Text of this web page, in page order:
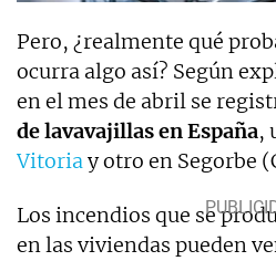
Pero, ¿realmente qué
ocurra algo así? Según
en el mes de abril se
de lavavajillas en España,
Vitoriay otro en Segorbe
Los incendios que se
en las viviendas pueden